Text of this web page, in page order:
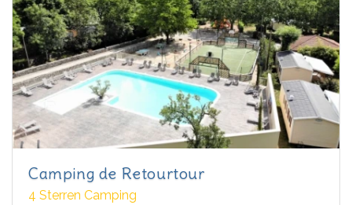
Camping de Retourtour
4 Sterren Camping